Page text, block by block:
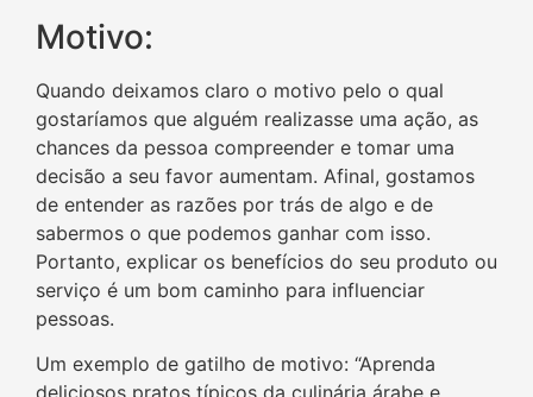
Motivo:
Quando deixamos claro o motivo pelo o qual
gostaríamos que alguém realizasse uma ação, as
chances da pessoa compreender e tomar uma
decisão a seu favor aumentam. Afinal, gostamos
de entender as razões por trás de algo e de
sabermos o que podemos ganhar com isso.
Portanto, explicar os benefícios do seu produto ou
serviço é um bom caminho para influenciar
pessoas.
Um exemplo de gatilho de motivo: “Aprenda